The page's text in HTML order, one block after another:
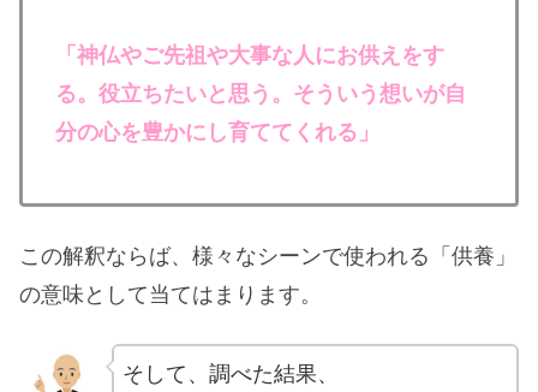
「神仏やご先祖や大事な人にお供えをす
る。役立ちたいと思う。そういう想いが自
分の心を豊かにし育ててくれる」
この解釈ならば、様々なシーンで使われる「供養」
の意味として当てはまります。
そして、調べた結果、